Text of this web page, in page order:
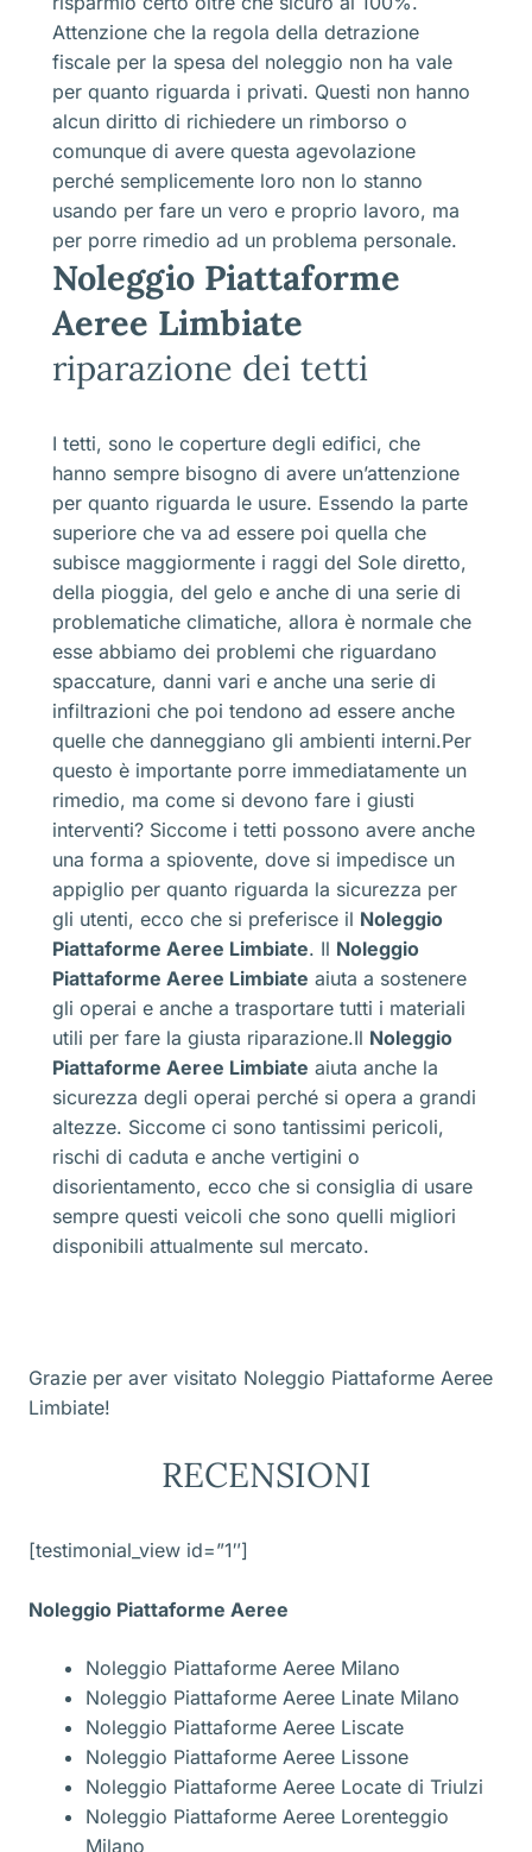
Attenzione che la regola della detrazione
fiscale per la spesa del noleggio non ha vale
per quanto riguarda i privati. Questi non hanno
alcun diritto di richiedere un rimborso o
comunque di avere questa agevolazione
perché semplicemente loro non lo stanno
usando per fare un vero e proprio lavoro, ma
per porre rimedio ad un problema personale.
Noleggio Piattaforme
Aeree Limbiate
riparazione dei tetti
I tetti, sono le coperture degli edifici, che
hanno sempre bisogno di avere un’attenzione
per quanto riguarda le usure. Essendo la parte
superiore che va ad essere poi quella che
subisce maggiormente i raggi del Sole diretto,
della pioggia, del gelo e anche di una serie di
problematiche climatiche, allora è normale che
esse abbiamo dei problemi che riguardano
spaccature, danni vari e anche una serie di
infiltrazioni che poi tendono ad essere anche
quelle che danneggiano gli ambienti interni.Per
questo è importante porre immediatamente un
rimedio, ma come si devono fare i giusti
interventi? Siccome i tetti possono avere anche
una forma a spiovente, dove si impedisce un
appiglio per quanto riguarda la sicurezza per
gli utenti, ecco che si preferisce il Noleggio
Piattaforme Aeree Limbiate. Il Noleggio
Piattaforme Aeree Limbiate aiuta a sostenere
gli operai e anche a trasportare tutti i materiali
utili per fare la giusta riparazione.Il Noleggio
Piattaforme Aeree Limbiate aiuta anche la
sicurezza degli operai perché si opera a grandi
altezze. Siccome ci sono tantissimi pericoli,
rischi di caduta e anche vertigini o
disorientamento, ecco che si consiglia di usare
sempre questi veicoli che sono quelli migliori
disponibili attualmente sul mercato.
Grazie per aver visitato Noleggio Piattaforme Aeree
Limbiate!
RECENSIONI
[testimonial_view id=”1″]
Noleggio Piattaforme Aeree
Noleggio Piattaforme Aeree Milano
Noleggio Piattaforme Aeree Linate Milano
Noleggio Piattaforme Aeree Liscate
Noleggio Piattaforme Aeree Lissone
Noleggio Piattaforme Aeree Locate di Triulzi
Noleggio Piattaforme Aeree Lorenteggio
Milano